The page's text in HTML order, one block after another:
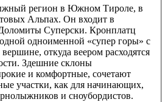
регион в Южном Тироле, в
Альпах. Он входит в
Суперски. Кронплатц
одноименной «супер горы» с
откуда веером расходятся
Здешние склоны
и комфортные, сочетают
участки, как для начинающих,
и сноубордистов.